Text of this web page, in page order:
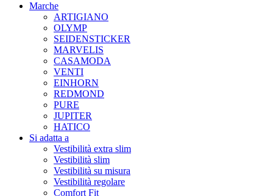
Marche
ARTIGIANO
OLYMP
SEIDENSTICKER
MARVELIS
CASAMODA
VENTI
EINHORN
REDMOND
PURE
JUPITER
HATICO
Si adatta a
Vestibilità extra slim
Vestibilità slim
Vestibilità su misura
Vestibilità regolare
Comfort Fit